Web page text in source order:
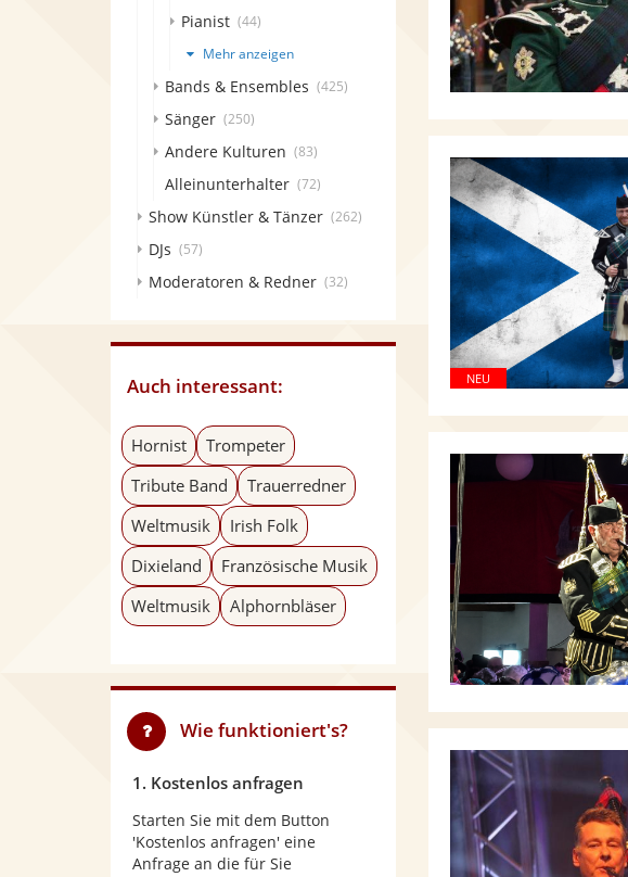
Pianist (44)
Mehr anzeigen
Bands & Ensembles (425)
Sänger (250)
Andere Kulturen (83)
Alleinunterhalter (72)
Show Künstler & Tänzer (262)
DJs (57)
Moderatoren & Redner (32)
Auch interessant:
Hornist
Trompeter
Tribute Band
Trauerredner
Weltmusik
Irish Folk
Dixieland
Französische Musik
Weltmusik
Alphornbläser
Wie funktioniert's?
1. Kostenlos anfragen
Starten Sie mit dem Button
'Kostenlos anfragen' eine
Anfrage an die für Sie